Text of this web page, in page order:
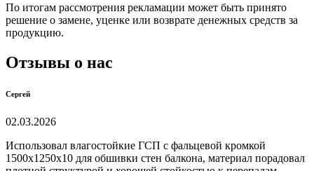
По итогам рассмотрения рекламации может быть принято
решение о замене, уценке или возврате денежных средств за
продукцию.
Отзывы о нас
Сергей
02.03.2026
Использовал влагостойкие ГСП с фальцевой кромкой
1500х1250х10 для обшивки стен балкона, материал порадовал